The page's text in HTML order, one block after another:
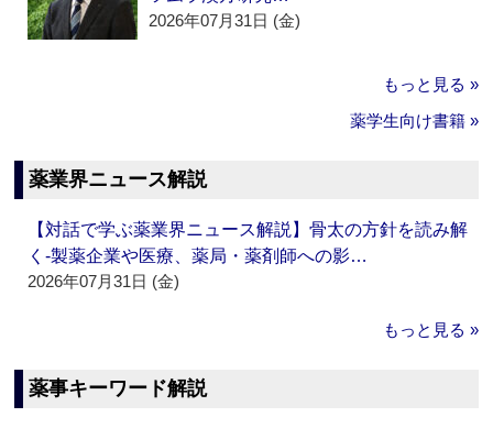
2026年07月31日 (金)
もっと見る »
薬学生向け書籍 »
薬業界ニュース解説
【対話で学ぶ薬業界ニュース解説】骨太の方針を読み解
く‐製薬企業や医療、薬局・薬剤師への影…
2026年07月31日 (金)
もっと見る »
薬事キーワード解説